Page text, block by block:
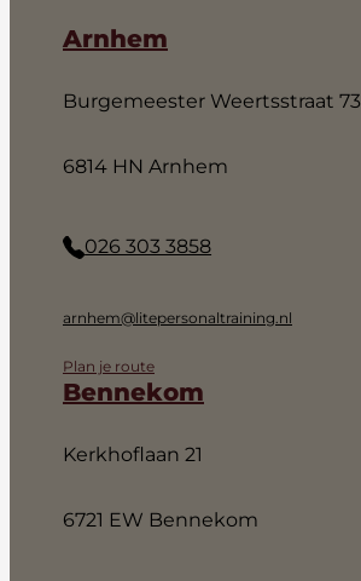
Arnhem
Burgemeester Weertsstraat 73
6814 HN Arnhem
026 303 3858
arnhem@litepersonaltraining.nl
Plan je route
Bennekom
Kerkhoflaan 21
6721 EW Bennekom